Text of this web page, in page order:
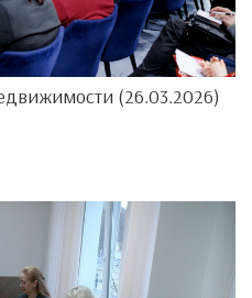
(26.03.2026)